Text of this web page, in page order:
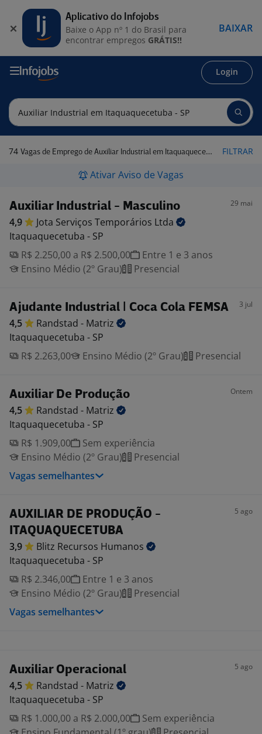
Login
74 Vagas de Emprego de Auxiliar Industrial em Itaquaquecetuba - SP FILTRAR
Ativar Aviso de Vagas
Auxiliar Industrial - Masculino 29 mai
4,9 Jota Serviços Temporários Ltda
Itaquaquecetuba - SP
R$ 2.250,00 a R$ 2.500,00
Entre 1 e 3 anos
Ensino Médio (2º Grau)
Presencial
Ajudante Industrial | Coca Cola FEMSA 3 jul
4,5 Randstad - Matriz
Itaquaquecetuba - SP
R$ 2.263,00
Ensino Médio (2º Grau) Presencial
Auxiliar De Produção Ontem
4,5 Randstad - Matriz
Itaquaquecetuba - SP
R$ 1.909,00
Sem experiência
Ensino Médio (2º Grau)
Presencial
Vagas semelhantes
AUXILIAR DE PRODUÇÃO -
ITAQUAQUECETUBA
5 ago
3,9 Blitz Recursos Humanos
Itaquaquecetuba - SP
R$ 2.346,00
Entre 1 e 3 anos
Ensino Médio (2º Grau)
Presencial
Vagas semelhantes
Auxiliar Operacional 5 ago
4,5 Randstad - Matriz
Itaquaquecetuba - SP
R$ 1.000,00 a R$ 2.000,00
Sem experiência
Aplicativo do Infojobs
Baixe o App nº 1 do Brasil para
encontrar empregos GRÁTIS!!
BAIXAR